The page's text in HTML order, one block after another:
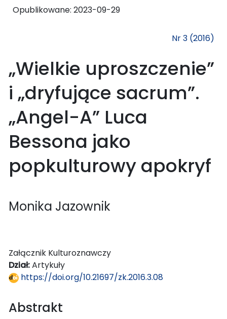
Opublikowane: 2023-09-29
Nr 3 (2016)
„Wielkie uproszczenie”
i „dryfujące sacrum”.
„Angel-A” Luca
Bessona jako
popkulturowy apokryf
Monika Jazownik
Załącznik Kulturoznawczy
Dział:Artykuły
https://doi.org/10.21697/zk.2016.3.08
Abstrakt